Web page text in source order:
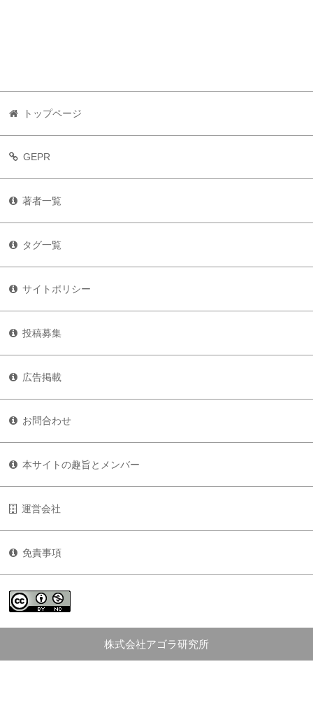
トップページ
GEPR
著者一覧
タグ一覧
サイトポリシー
投稿募集
広告掲載
お問合わせ
本サイトの趣旨とメンバー
運営会社
免責事項
株式会社アゴラ研究所